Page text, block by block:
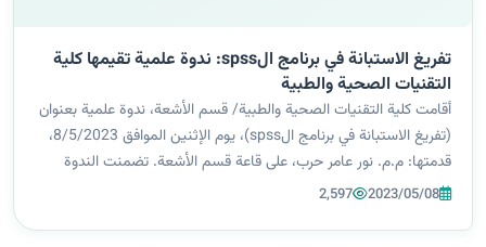
تفريغ الاستبانة في برنامج الspss: ندوة علمية تقيمها كلية
التقنيات الصحية والطبية
أقامت كلية التقنيات الصحية والطبية/ قسم الأشعة، ندوة علمية بعنوان
(تفريغ الاستبانة في برنامج الspss)، يوم الإثنين الموافق 8/5/2023،
قدمتها: م.م. نور عامر حرب، على قاعة قسم الأشعة. تضمنت الندوة
التعريف ببرنامج spss وهو حزمة برامج احصائية في ادارة البيانات
2023/05/08
2,597